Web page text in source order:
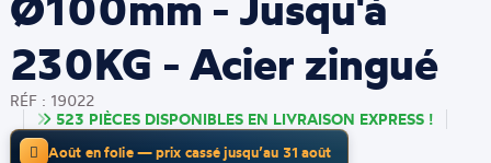
230KG - Acier zingué
RÉF : 19022
523 PIÈCES DISPONIBLES EN LIVRAISON EXPRESS !
Août en folie — prix cassé jusqu’au 31 août